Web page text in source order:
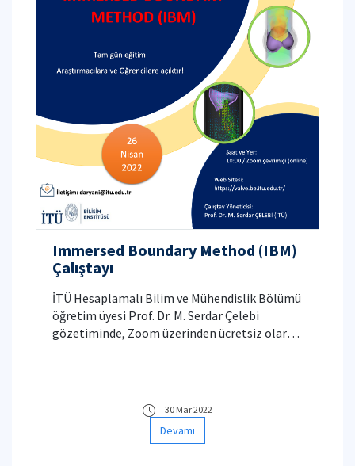
Immersed Boundary Method (IBM)
Çalıştayı
İTÜ Hesaplamalı Bilim ve Mühendislik Bölümü
öğretim üyesi Prof. Dr. M. Serdar Çelebi
gözetiminde, Zoom üzerinden ücretsiz olarak
uygulamalı eğitimi yapılacaktır.
30 Mar 2022
Devamı